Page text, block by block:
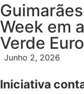
Week em
Verde
Junho 2, 2026
Iniciativa